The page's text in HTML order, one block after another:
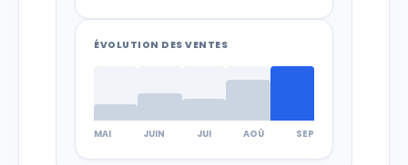
ÉVOLUTION DES VENTES
MAI JUIN JUI AOÛ SEP